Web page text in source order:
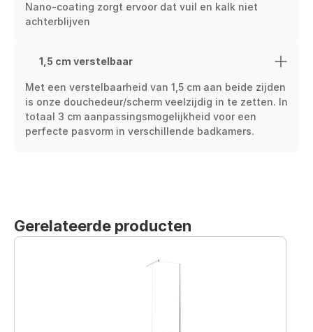
Nano-coating zorgt ervoor dat vuil en kalk niet
achterblijven
1,5 cm verstelbaar
Met een verstelbaarheid van 1,5 cm aan beide zijden
is onze douchedeur/scherm veelzijdig in te zetten. In
totaal 3 cm aanpassingsmogelijkheid voor een
perfecte pasvorm in verschillende badkamers.
Gerelateerde producten